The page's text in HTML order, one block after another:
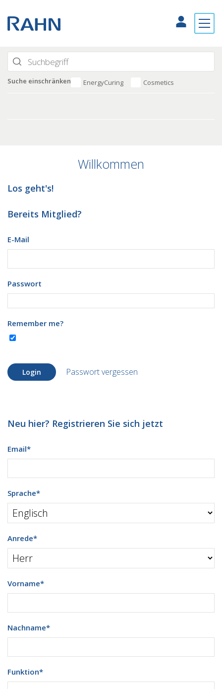
Suche einschränken EnergyCuring Cosmetics
Willkommen
Los geht's!
Bereits Mitglied?
E-Mail
Passwort
Remember me?
Login Passwort vergessen
Neu hier? Registrieren Sie sich jetzt
Email*
Sprache*
Anrede*
Vorname*
Nachname*
Funktion*